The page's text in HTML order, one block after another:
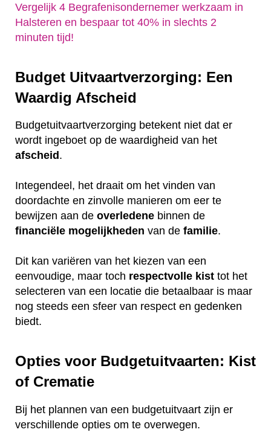
Vergelijk 4 Begrafenisondernemer werkzaam in
Halsteren en bespaar tot 40% in slechts 2
minuten tijd!
Budget Uitvaartverzorging: Een
Waardig Afscheid
Budgetuitvaartverzorging betekent niet dat er
wordt ingeboet op de waardigheid van het
afscheid .
Integendeel, het draait om het vinden van
doordachte en zinvolle manieren om eer te
bewijzen aan de overledene binnen de
financiële mogelijkheden van de familie.
Dit kan variëren van het kiezen van een
eenvoudige, maar toch respectvolle kist tot het
selecteren van een locatie die betaalbaar is maar
nog steeds een sfeer van respect en gedenken
biedt.
Opties voor Budgetuitvaarten: Kist
of Crematie
Bij het plannen van een budgetuitvaart zijn er
verschillende opties om te overwegen.